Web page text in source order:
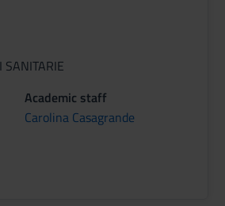
SANITARIE
Academic staff
Carolina Casagrande